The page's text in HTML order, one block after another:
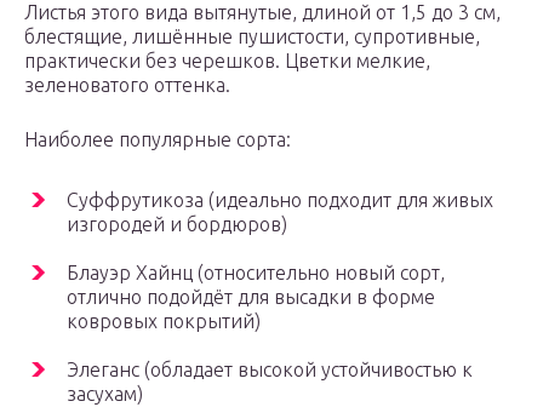
Листья этого вида вытянутые, длиной от 1,5 до 3 см,
блестящие, лишённые пушистости, супротивные,
практически без черешков. Цветки мелкие,
зеленоватого оттенка.
Наиболее популярные сорта:
Суффрутикоза (идеально подходит для живых
изгородей и бордюров)
Блауэр Хайнц (относительно новый сорт,
отлично подойдёт для высадки в форме
ковровых покрытий)
Элеганс (обладает высокой устойчивостью к
засухам)